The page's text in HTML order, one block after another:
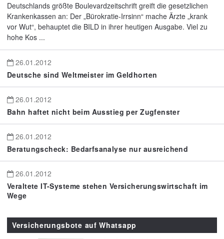
Deutschlands größte Boulevardzeitschrift greift die gesetzlichen
Krankenkassen an: Der „Bürokratie-Irrsinn“ mache Ärzte „krank
vor Wut“, behauptet die BILD in ihrer heutigen Ausgabe. Viel zu
hohe Kos ...
26.01.2012
Deutsche sind Weltmeister im Geldhorten
26.01.2012
Bahn haftet nicht beim Ausstieg per Zugfenster
26.01.2012
Beratungscheck: Bedarfsanalyse nur ausreichend
26.01.2012
Veraltete IT-Systeme stehen Versicherungswirtschaft im
Wege
Versicherungsbote auf Whatsapp